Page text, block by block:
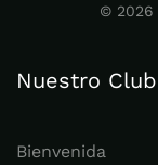
© 2026
Nuestro Club
Bienvenida